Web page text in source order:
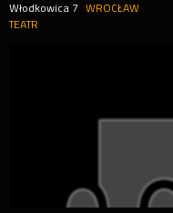
Włodkowica 7
WROCŁAW
TEATR